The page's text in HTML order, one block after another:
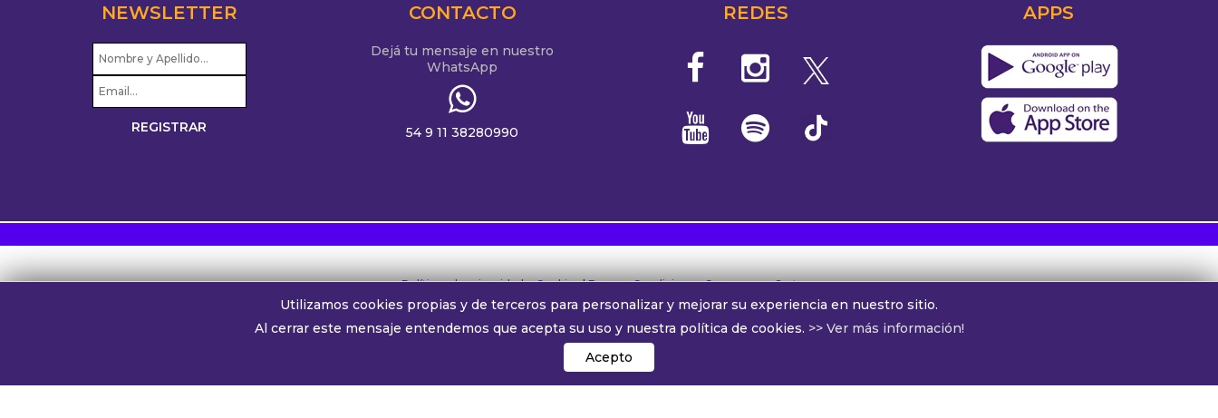
NEWSLETTER CONTACTO
Dejá tu mensaje en nuestro
WhatsApp
54 9 11 38280990
REDES APPS
Políticas de privacidad y Cookies|Bases y Condiciones Concursos y Sorteos
Splendidam990.com- Jueves, 6 de agosto de 2026 -Edición Nº:2905 -Director:Guillo Garcia
Splendid AM 990 - Copyright © 2026 Todos los derechos reservados
Transmite a través de su plataforma online y por AM 990 desde Ramón Freire 932, C1426AVT - Ciudad Autónoma de Buenos Aires, Argentina.
Utilizamos cookies propias y de terceros para personalizar y mejorar su experiencia en nuestro sitio.
Al cerrar este mensaje entendemos que acepta su uso y nuestra política de cookies. >> Ver más información!
Acepto